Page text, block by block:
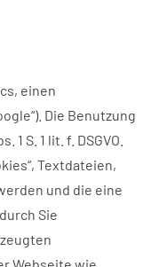
einen
Die Benutzung
S. 1 lit. f. DSGVO.
Textdateien,
und die eine
Sie